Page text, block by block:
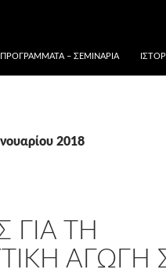
ΠΡΟΓΡΆΜΜΑΤΑ – ΣΕΜΙΝΆΡΙΑ
2018
ΓΙΑ ΤΗ
ΑΓΩΓΉ